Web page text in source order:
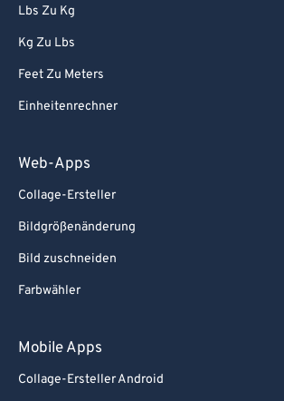
Lbs Zu Kg
Kg Zu Lbs
Feet Zu Meters
Einheitenrechner
Web-Apps
Collage-Ersteller
Bildgrößenänderung
Bild zuschneiden
Farbwähler
Mobile Apps
Collage-Ersteller Android